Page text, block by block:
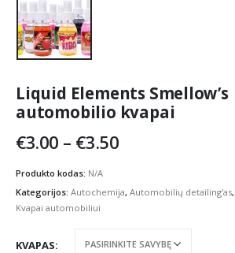
Liquid Elements Smellow’s
automobilio kvapai
€3.00 – €3.50Price
through
Produkto kodas: N/A
Kategorijos: Autochemija, Automobilių detailing'as,
Kvapai automobiliui
KVAPAS